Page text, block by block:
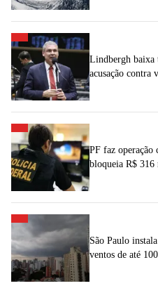
Lindbergh baixa
acusação contra
PF faz operação
bloqueia R$ 316
São Paulo
ventos de até